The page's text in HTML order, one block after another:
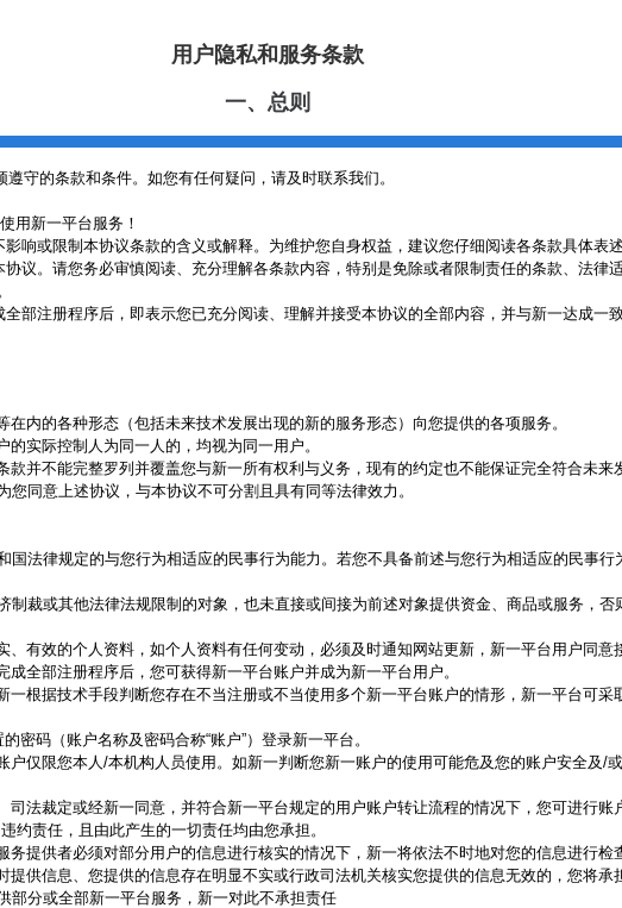
用户隐私和服务条款
一、总则
遵守的条款和条件。如您有任何疑问，请及时联系我们。
用新一平台服务！
响或限制本协议条款的含义或解释。为维护您自身权益，建议您仔细阅读各条款具体表述
议。请您务必审慎阅读、充分理解各条款内容，特别是免除或者限制责任的条款、法律
部注册程序后，即表示您已充分阅读、理解并接受本协议的全部内容，并与新一达成一
内的各种形态（包括未来技术发展出现的新的服务形态）向您提供的各项服务。
实际控制人为同一人的，均视为同一用户。
款并不能完整罗列并覆盖您与新一所有权利与义务，现有的约定也不能保证完全符合未
同意上述协议，与本协议不可分割且具有同等法律效力。
法律规定的与您行为相适应的民事行为能力。若您不具备前述与您行为相适应的民事
裁或其他法律法规限制的对象，也未直接或间接为前述对象提供资金、商品或服务，
有效的个人资料，如个人资料有任何变动，必须及时通知网站更新，新一平台用户同意
全部注册程序后，您可获得新一平台账户并成为新一平台用户。
根据技术手段判断您存在不当注册或不当使用多个新一平台账户的情形，新一平台可
的密码（账户名称及密码合称“账户”）登录新一平台。
户仅限您本人/本机构人员使用。如新一判断您新一账户的使用可能危及您的账户安全及/
司法裁定或经新一同意，并符合新一平台规定的用户账户转让流程的情况下，您可进行
约责任，且由此产生的一切责任均由您承担。
提供者必须对部分用户的信息进行核实的情况下，新一将依法不时地对您的信息进行检
供信息、您提供的信息存在明显不实或行政司法机关核实您提供的信息无效的，您将
部分或全部新一平台服务，新一对此不承担责任